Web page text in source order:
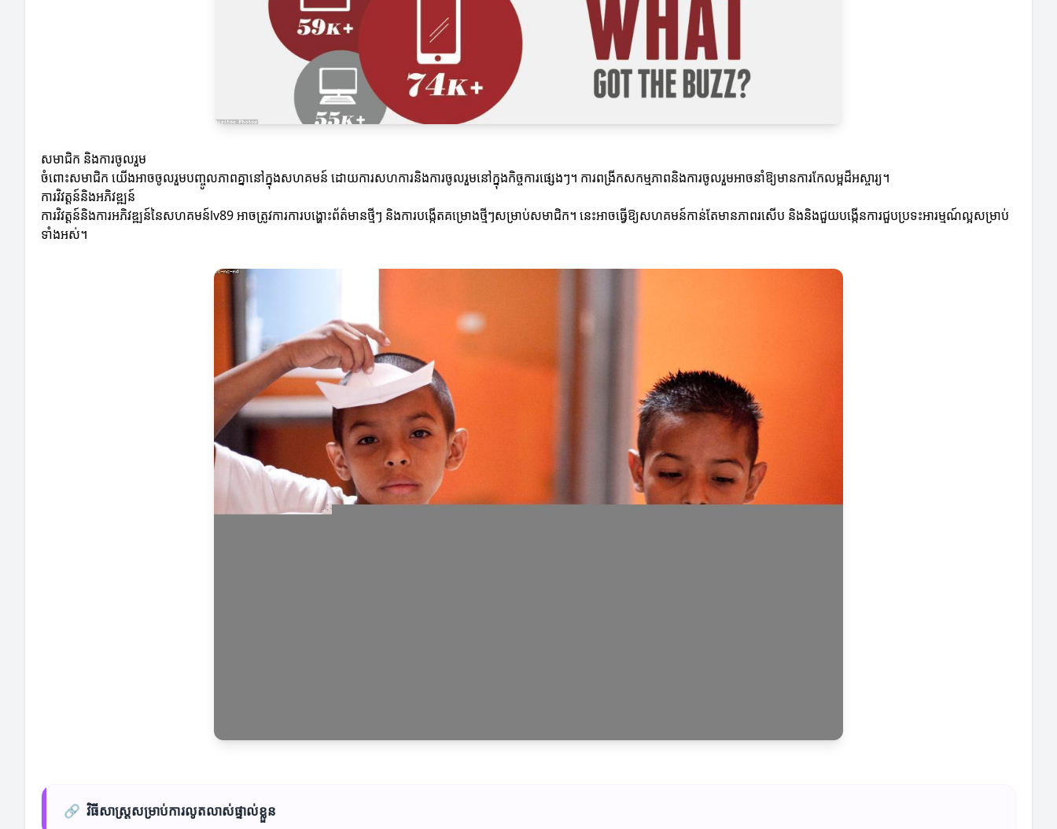
សមាជិក និងការចូលរួម
ចំពោះសមាជិក យើងអាចចូលរួមបញ្ចូលភាពគ្នានៅក្នុងសហគមន៍ ដោយការសហការនិងការចូលរួមនៅក្នុងកិច្ចការផ្សេងៗ។ ការពង្រីកសកម្មភាពនិងការចូលរួមអាចនាំឱ្យមានការកែលម្អដ៏អស្ចារ្យ។
ការវិវត្តន៍និងអភិវឌ្ឍន៍
ការវិវត្តន៍និងការអភិវឌ្ឍន៍នៃសហគមន៍lv89 អាចត្រូវការការបង្ហោះព័ត៌មានថ្មីៗ និងការបង្កើតគម្រោងថ្មីៗសម្រាប់សមាជិក។ នេះអាចធ្វើឱ្យសហគមន៍កាន់តែមានភាពរសើប និងនិងជួយបង្កើនការជួបប្រទះអារម្មណ៍ល្អសម្រាប់
ទាំងអស់។
🔗 វិធីសាស្ត្រសម្រាប់ការលូតលាស់ផ្ទាល់ខ្លួន